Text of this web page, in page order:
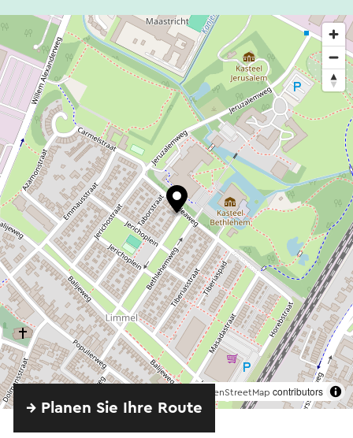
OpenStreetMap contributors
→ Planen Sie Ihre Route